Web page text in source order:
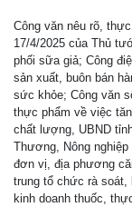
Công văn nêu rõ,
17/4/2025 của Thủ
phối sữa giả; Công
sản xuất, buôn bán
sức khỏe; Công văn
thực phẩm về việc
chất lượng, UBND
Thương, Nông
đơn vị, địa phương
trung tổ chức rà
kinh doanh thuốc,